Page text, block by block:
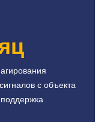
с объекта